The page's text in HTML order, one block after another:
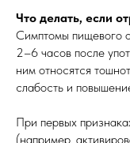
Что делать, если
Симптомы пищевого
2–6 часов после
ним относятся
слабость и
При первых
(например,